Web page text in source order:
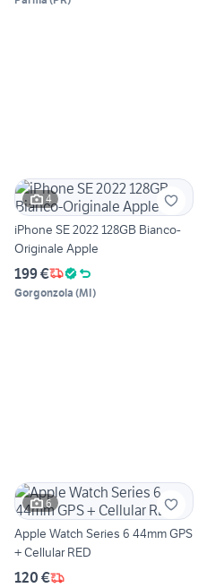
4
iPhone SE 2022 128GB Bianco-
Originale Apple
199 €
Gorgonzola (MI)
6
Apple Watch Series 6 44mm GPS
+ Cellular RED
120 €